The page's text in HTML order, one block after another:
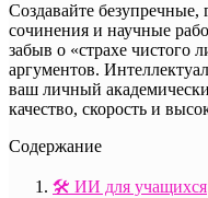
Создавайте безупречные,
сочинения и научные
забыв о «страхе чистого
аргументов.
ваш личный
качество, скорость и
Содержание
🛠️ ИИ для учащихся